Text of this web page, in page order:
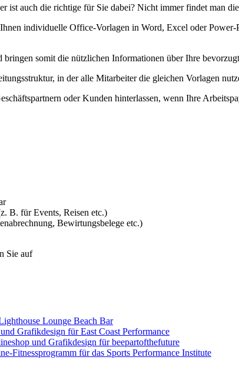
ist auch die richtige für Sie dabei? Nicht immer findet man
individuelle Office-Vorlagen in Word, Excel oder
somit die nützlichen Informationen über Ihre
in der alle Mitarbeiter die gleichen Vorlagen
oder Kunden hinterlassen, wenn Ihre
B. für Events, Reisen etc.)
Bewirtungsbelege etc.)
Sie auf
Lounge Beach Bar
Grafikdesign für East Coast Performance
und Grafikdesign für beepartofthefuture
Fitnessprogramm für das Sports Performance Institute